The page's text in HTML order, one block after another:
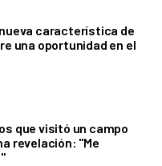
característica de
una oportunidad en el
que visitó un campo
revelación: "Me